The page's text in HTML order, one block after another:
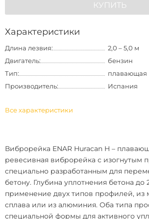
КУПИТЬ
Характеристики
Длина лезвия:
2,0 – 5,0 м
Двигатель:
бензин
Тип:
плавающая
Производитель:
Испания
Все характеристики
Виброрейка ENAR Huracan H –
ревесивная виброрейка с изогнутым
специально разработанным для
бетону. Глубина уплотнения бетона
применение двух типов профилей, из
сплава или из алюминия. Оба типа
специальной формы для активного